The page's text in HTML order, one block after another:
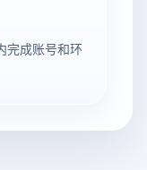
完成账号和环